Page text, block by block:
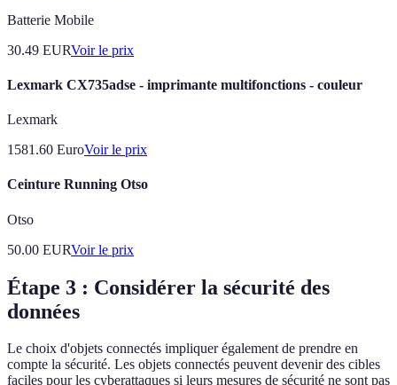
Batterie Mobile
30.49 EURVoir le prix
Lexmark CX735adse - imprimante multifonctions - couleur
Lexmark
1581.60 EuroVoir le prix
Ceinture Running Otso
Otso
50.00 EURVoir le prix
Étape 3 : Considérer la sécurité des
données
Le choix d'objets connectés impliquer également de prendre en
compte la sécurité. Les objets connectés peuvent devenir des cibles
faciles pour les cyberattaques si leurs mesures de sécurité ne sont pas